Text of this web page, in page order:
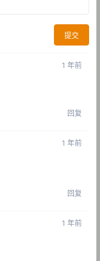
提交
1 年前
回复
1 年前
回复
1 年前